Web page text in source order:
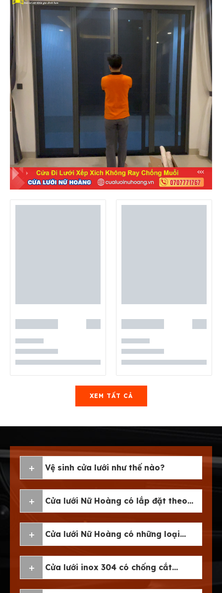
XEM TẤT CẢ
Vệ sinh cửa lưới như thế nào?
Cửa lưới Nữ Hoàng có lắp đặt theo
kích thước riêng không?
Cửa lưới Nữ Hoàng có những loại
nào?
Cửa lưới inox 304 có chống cắt
không?